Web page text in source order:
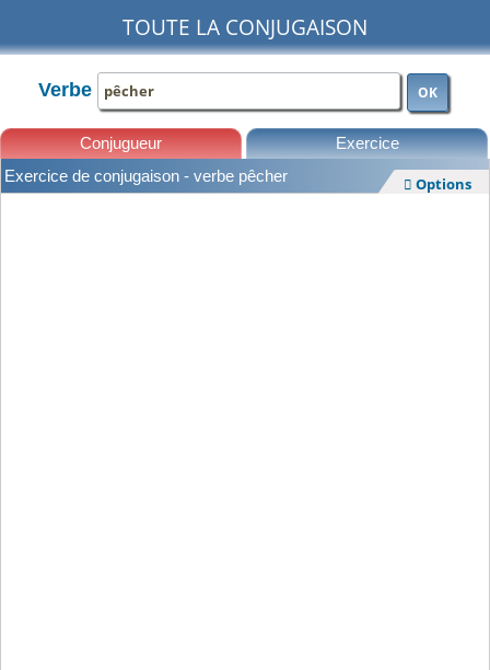
TOUTE LA CONJUGAISON
Verbe OK
Conjugueur Exercice
Exercice de conjugaison - verbe pêcher  Options